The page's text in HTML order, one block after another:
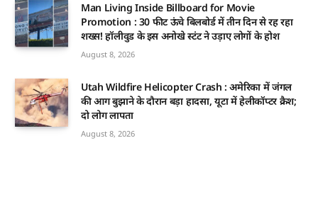
Man Living Inside Billboard for Movie
Promotion : 30 फीट ऊंचे बिलबोर्ड में तीन दिन से रह रहा
शख्स! हॉलीवुड के इस अनोखे स्टंट ने उड़ाए लोगों के होश
August 8, 2026
Utah Wildfire Helicopter Crash : अमेरिका में जंगल
की आग बुझाने के दौरान बड़ा हादसा, यूटा में हेलीकॉप्टर क्रैश;
दो लोग लापता
August 8, 2026